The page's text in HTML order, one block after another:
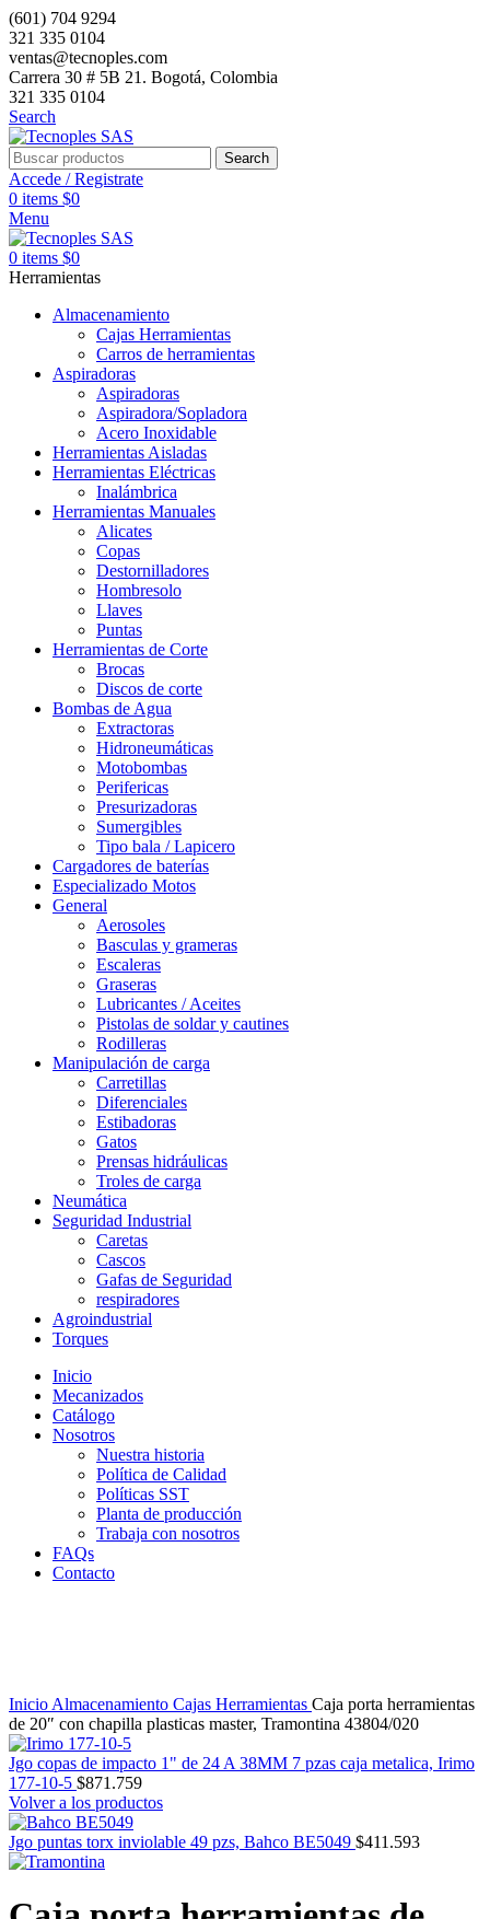
(601) 704 9294
321 335 0104
ventas@tecnoples.com
Carrera 30 # 5B 21. Bogotá, Colombia
321 335 0104
Search
Search
Accede / Registrate
0 items $0
Menu
0 items $0
Herramientas
Almacenamiento
Cajas Herramientas
Carros de herramientas
Aspiradoras
Aspiradoras
Aspiradora/Sopladora
Acero Inoxidable
Herramientas Aisladas
Herramientas Eléctricas
Inalámbrica
Herramientas Manuales
Alicates
Copas
Destornilladores
Hombresolo
Llaves
Puntas
Herramientas de Corte
Brocas
Discos de corte
Bombas de Agua
Extractoras
Hidroneumáticas
Motobombas
Perifericas
Presurizadoras
Sumergibles
Tipo bala / Lapicero
Cargadores de baterías
Especializado Motos
General
Aerosoles
Basculas y grameras
Escaleras
Graseras
Lubricantes / Aceites
Pistolas de soldar y cautines
Rodilleras
Manipulación de carga
Carretillas
Diferenciales
Estibadoras
Gatos
Prensas hidráulicas
Troles de carga
Neumática
Seguridad Industrial
Caretas
Cascos
Gafas de Seguridad
respiradores
Agroindustrial
Torques
Inicio
Mecanizados
Catálogo
Nosotros
Nuestra historia
Política de Calidad
Políticas SST
Planta de producción
Trabaja con nosotros
FAQs
Contacto
Inicio Almacenamiento Cajas Herramientas Caja porta herramientas
de 20″ con chapilla plasticas master, Tramontina 43804/020
Jgo copas de impacto 1" de 24 A 38MM 7 pzas caja metalica, Irimo
177-10-5 $871.759
Volver a los productos
Jgo puntas torx inviolable 49 pzs, Bahco BE5049 $411.593